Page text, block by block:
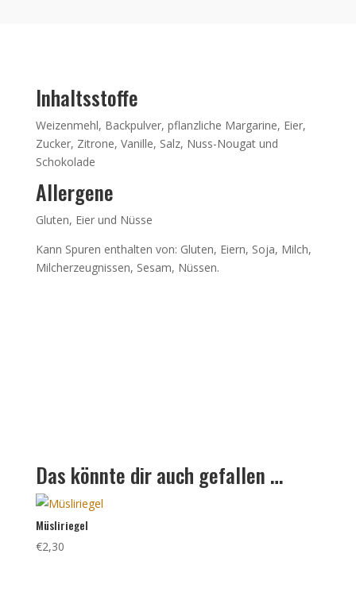
Inhaltsstoffe
Weizenmehl, Backpulver, pflanzliche Margarine, Eier,
Zucker, Zitrone, Vanille, Salz, Nuss-Nougat und
Schokolade
Allergene
Gluten, Eier und Nüsse
Kann Spuren enthalten von: Gluten, Eiern, Soja, Milch,
Milcherzeugnissen, Sesam, Nüssen.
Das könnte dir auch gefallen …
Müsliriegel
€2,30